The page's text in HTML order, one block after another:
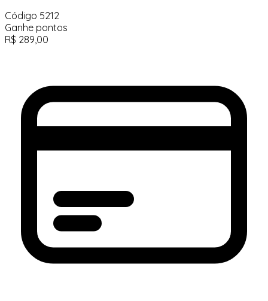
Código 5212
Ganhe pontos
R$ 289,00